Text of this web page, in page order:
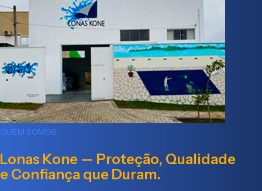
QUEM SOMOS
Lonas Kone — Proteção, Qualidade
e Confiança que Duram.